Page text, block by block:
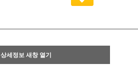
상세정보 새창 열기